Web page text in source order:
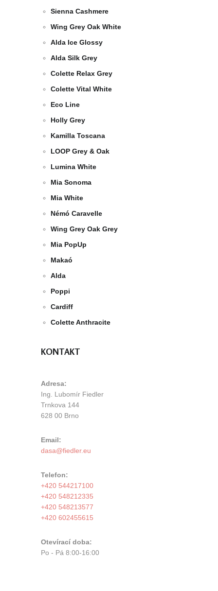
Sienna Cashmere
Wing Grey Oak White
Alda Ice Glossy
Alda Silk Grey
Colette Relax Grey
Colette Vital White
Eco Line
Holly Grey
Kamilla Toscana
LOOP Grey & Oak
Lumina White
Mia Sonoma
Mia White
Némó Caravelle
Wing Grey Oak Grey
Mia PopUp
Makaó
Alda
Poppi
Cardiff
Colette Anthracite
KONTAKT
Adresa:
Ing. Lubomír Fiedler
Trnkova 144
628 00 Brno
Email:
Telefon:
+420 544217100
+420 548212335
+420 548213577
+420 602455615
Otevírací doba:
Po - Pá 8:00-16:00